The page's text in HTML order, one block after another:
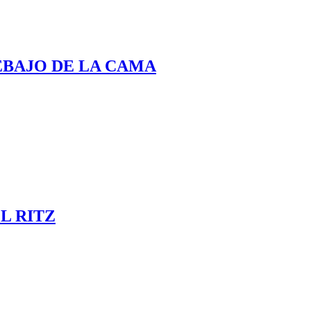
DE LA CAMA
RITZ